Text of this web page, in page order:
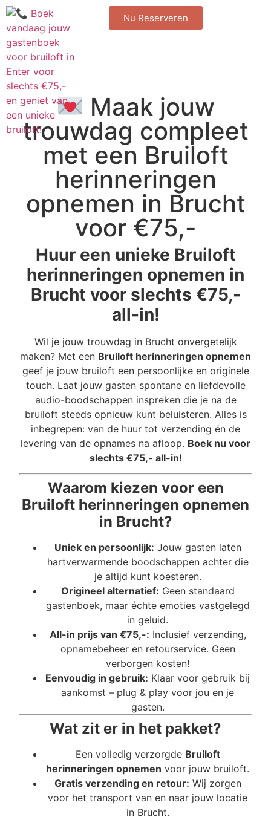
Nu Reserveren
Maak jouw
trouwdag compleet
met een Bruiloft
herinneringen
opnemen in Brucht
voor €75,-
Huur een unieke Bruiloft
herinneringen opnemen in
Brucht voor slechts €75,-
all-in!
Wil je jouw trouwdag in Brucht onvergetelijk
maken? Met een Bruiloft herinneringen opnemen
geef je jouw bruiloft een persoonlijke en originele
touch. Laat jouw gasten spontane en liefdevolle
audio-boodschappen inspreken die je na de
bruiloft steeds opnieuw kunt beluisteren. Alles is
inbegrepen: van de huur tot verzending én de
levering van de opnames na afloop. Boek nu voor
slechts €75,- all-in!
Waarom kiezen voor een
Bruiloft herinneringen opnemen
in Brucht?
Uniek en persoonlijk: Jouw gasten laten
hartverwarmende boodschappen achter die
je altijd kunt koesteren.
Origineel alternatief: Geen standaard
gastenboek, maar échte emoties vastgelegd
in geluid.
All-in prijs van €75,-: Inclusief verzending,
opnamebeheer en retourservice. Geen
verborgen kosten!
Eenvoudig in gebruik: Klaar voor gebruik bij
aankomst – plug & play voor jou en je
gasten.
Wat zit er in het pakket?
Een volledig verzorgde Bruiloft
herinneringen opnemen voor jouw bruiloft.
Gratis verzending en retour: Wij zorgen
voor het transport van en naar jouw locatie
in Brucht.